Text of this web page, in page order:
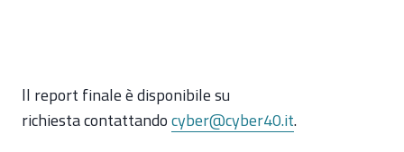
ll report finale è disponibile su
richiesta contattandocyber@cyber40.it.